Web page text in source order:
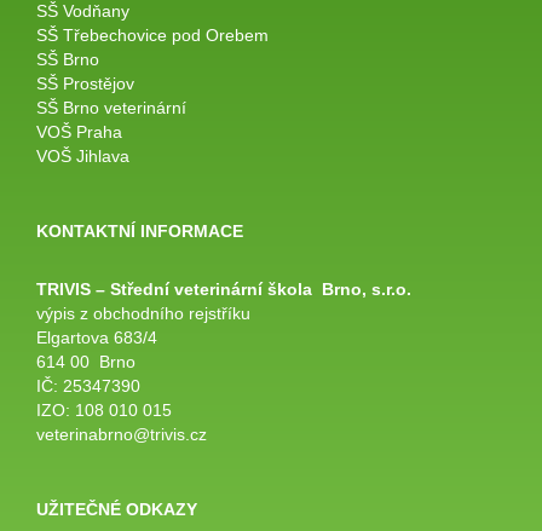
SŠ Vodňany
SŠ Třebechovice pod Orebem
SŠ Brno
SŠ Prostějov
SŠ Brno veterinární
VOŠ Praha
VOŠ Jihlava
KONTAKTNÍ INFORMACE
TRIVIS – Střední veterinárníškola Brno, s.r.o.
výpis z obchodního rejstříku
Elgartova 683/4
614 00 Brno
IČ: 25347390
IZO: 108 010 015
veterinabrno@trivis.cz
UŽITEČNÉ ODKAZY